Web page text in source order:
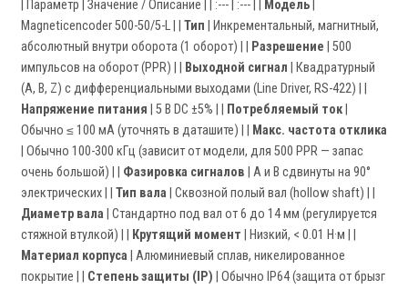
| Параметр | Значение / Описание | | :--- | :--- | | Модель
Magneticencoder 500-50/5-L | | Тип | Инкрементальный, магнитный,
абсолютный внутри оборота (1 оборот) | |
Разрешение | 500
импульсов на оборот (PPR) | |
Выходной сигнал | Квадратурный
(A, B, Z) с дифференциальными выходами (Line Driver, RS-422) | |
Напряжение питания | 5 В DC ±5% | | Потребляемый ток
Обычно ≤ 100 мА (уточнять в даташите) | |
Макс. частота отклика
| Обычно 100-300 кГц (зависит от модели, для 500 PPR — запас
очень большой) | | Фазировка сигналов | A и B сдвинуты на 90°
электрических | | Тип вала | Сквозной полый вал (hollow shaft) | |
Диаметр вала | Стандартно под вал от 6 до 14 мм (регулируется
стяжной втулкой) | |
Крутящий момент | Низкий, < 0.01 Н·м | |
Материал корпуса | Алюминиевый сплав, никелированное
покрытие | | Степень защиты (IP) | Обычно IP64 (защита от брызг